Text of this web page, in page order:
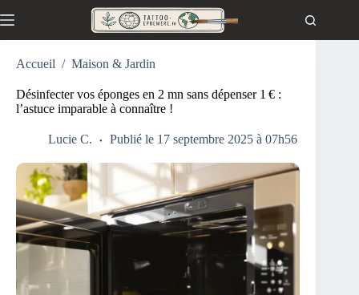
au
Accueil / Maison & Jardin
Désinfecter vos éponges en 2 mn sans dépenser 1 € :
l’astuce imparable à connaître !
Lucie C. Publié le 17 septembre 2025 à 07h56